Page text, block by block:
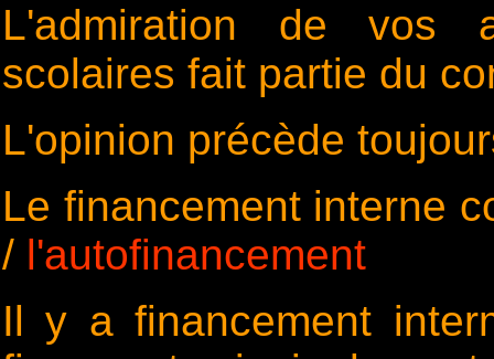
L'admiration de vos
scolaires fait partie du
L'opinion précède
Le financement interne
/ l'autofinancement
Il y a financement